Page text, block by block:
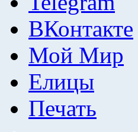
ВКонтакте
Мой Мир
Елицы
Печать